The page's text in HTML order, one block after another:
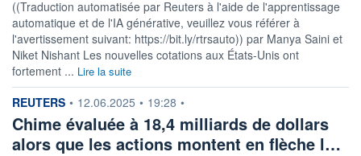
((Traduction automatisée par Reuters à l'aide de l'apprentissage
automatique et de l'IA générative, veuillez vous référer à
l'avertissement suivant: https://bit.ly/rtrsauto)) par Manya Saini et
Niket Nishant Les nouvelles cotations aux États-Unis ont
fortement ... Lire la suite
information fournie par
REUTERS • 12.06.2025 • 19:28 •
Chime évaluée à 18,4 milliards de dollars
alors que les actions montent en flèche l…